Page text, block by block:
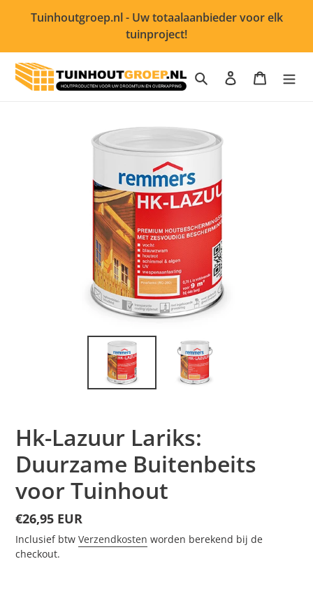
content
Tuinhoutgroep.nl - Uw totaalaanbieder voor elk
tuinproject!
Zoeken Inloggen
Hk-Lazuur Lariks:
Duurzame Buitenbeits
voor Tuinhout
Normale
prijs
€26,95 EUR
Inclusief btw Verzendkosten worden berekend bij de
checkout.